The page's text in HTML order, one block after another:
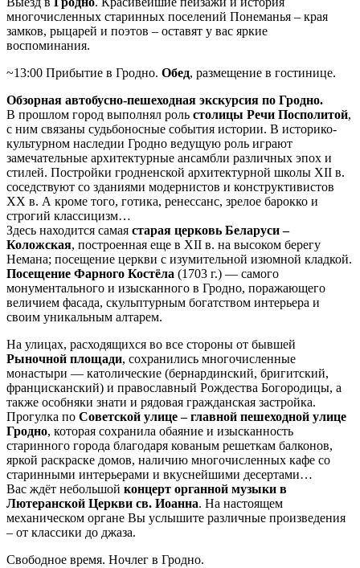
многочисленных старинных поселений Понеманья – края
замков, рыцарей и поэтов – оставят у вас яркие
воспоминания.
~13:00 Прибытие в Гродно. Обед, размещение в гостинице.
Обзорная автобусно-пешеходная экскурсия по Гродно.
В прошлом город выполнял роль столицы Речи Посполитой,
с ним связаны судьбоносные события истории. В историко-
культурном наследии Гродно ведущую роль играют
замечательные архитектурные ансамбли различных эпох и
стилей. Постройки гродненской архитектурной школы XII в.
соседствуют со зданиями модернистов и конструктивистов
XX в. А кроме того, готика, ренессанс, зрелое барокко и
строгий классицизм…
Здесь находится самая старая церковь Беларуси –
Коложская, построенная еще в XII в. на высоком берегу
Немана; посещение церкви с изумительной изюмной кладкой.
Посещение Фарного Костёла (1703 г.) — самого
монументального и изысканного в Гродно, поражающего
величием фасада, скульптурным богатством интерьера и
своим уникальным алтарем.
На улицах, расходящихся во все стороны от бывшей
Рыночной площади, сохранились многочисленные
монастыри — католические (бернардинский, бригитский,
францисканский) и православный Рождества Богородицы, а
также особняки знати и рядовая гражданская застройка.
Прогулка по Советской улице – главной пешеходной улице
Гродно, которая сохранила обаяние и изысканность
старинного города благодаря кованым решеткам балконов,
яркой раскраске домов, наличию многочисленных кафе со
старинными интерьерами и вкуснейшими десертами…
Вас ждёт небольшой концерт органной музыки в
Лютеранской Церкви св. Иоанна. На настоящем
механическом органе Вы услышите различные произведения
– от классики до джаза.
Свободное время. Ночлег в Гродно.